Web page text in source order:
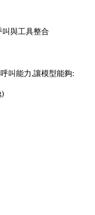
叫與工具整合
呼叫能力,讓模型能夠: